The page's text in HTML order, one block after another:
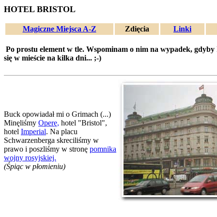
HOTEL BRISTOL
Magiczne Miejsca A-Z Zdięcia Linki
Po prostu element w tle. Wspominam o nim na wypadek, gdyby
się w mieście na kilka dni... ;-)
Buck opowiadał mi o Grimach (...)
Minęliśmy Operę, hotel "Bristol",
hotel Imperial. Na placu
Schwarzenberga skreciliśmy w
prawo i poszliśmy w stronę pomnika
wojny rosyjskiej.
(Śpiąc w płomieniu)